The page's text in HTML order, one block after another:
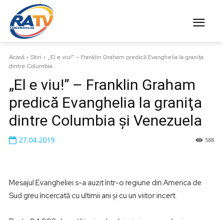
Acasă Stiri
„El e viu!” – Franklin Graham predică Evanghelia la graniţa
dintre Columbia...
„El e viu!” – Franklin Graham
predică Evanghelia la graniţa
dintre Columbia şi Venezuela
588
27.04.2019
Mesajul Evangheliei s-a auzit într-o regiune din America de
Sud greu încercată cu ultimii ani și cu un viitor incert.